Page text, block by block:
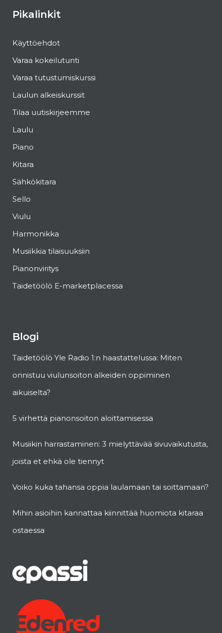
Pikalinkit
Käyttöehdot
Varaa kokeilutunti
Varaa tutustumiskurssi
Laulun alkeiskurssit
Tilaa uutiskirjeemme
Laulu
Piano
Kitara
Sähkökitara
Sello
Viulu
Harmonikka
Musiikkia tilaisuuksiin
Pianonviritys
Taidetöölö E-marketplacessa
Blogi
Taidetöölö Yle Radio 1:n haastattelussa: Miten
onnistuu viulunsoiton alkeiden oppiminen
aikuiselta?
5 virhettä pianonsoiton aloittamisessa
Musiikin harrastaminen: 3 mielyttävää sivuvaikutusta,
joista et ehkä ole tiennyt
Voiko kuka tahansa oppia laulamaan tai soittamaan?
Mihin asioihin kannattaa kiinnittää huomiota kitaraa
ostaessa